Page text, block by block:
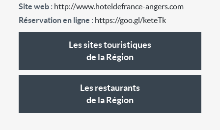
Site web
http://www.hoteldefrance-angers.com
Réservation en ligne
https://goo.gl/keteTk
Les sites touristiques
de la Région
Les restaurants
de la Région